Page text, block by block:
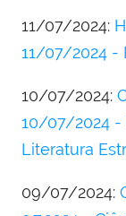
11/07/2024:
11/07/2024 -
10/07/2024:
10/07/2024 -
Literatura
09/07/2024: